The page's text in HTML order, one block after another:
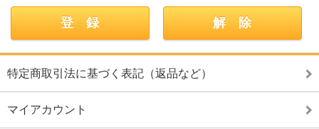
特定商取引法に基づく表記（返品など）
マイアカウント